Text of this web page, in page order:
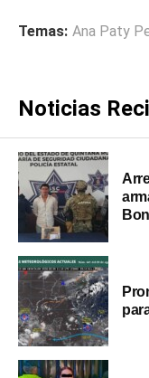
Temas: Ana Paty
Noticias